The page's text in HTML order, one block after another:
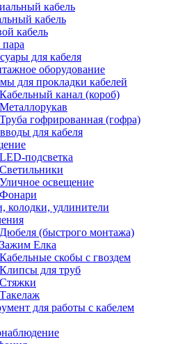
кабель
кабель
кабель
для кабеля
оборудование
для прокладки кабелей
Кабельный канал (короб)
Металлорукав
Труба гофрированная (гофра)
для кабеля
LED-подсветка
Светильники
Уличное освещение
Фонари
колодки, удлинители
Дюбеля (быстрого монтажа)
Зажим Елка
Кабельные скобы с гвоздем
Клипсы для труб
Стяжки
Такелаж
для работы с кабелем